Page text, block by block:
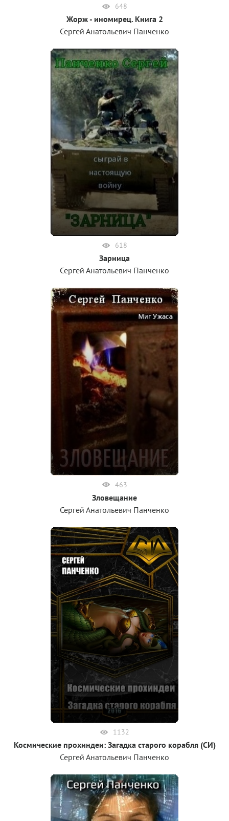
648
Жорж - иномирец. Книга 2
Сергей Анатольевич Панченко
618
Зарница
Сергей Анатольевич Панченко
463
Зловещание
Сергей Анатольевич Панченко
1132
Космические прохиндеи: Загадка старого корабля (СИ)
Сергей Анатольевич Панченко